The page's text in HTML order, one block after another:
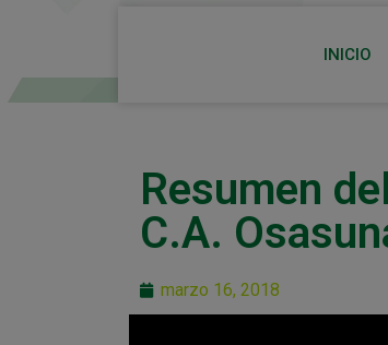
INICIO
Resumen
C.A.
marzo 16, 2018